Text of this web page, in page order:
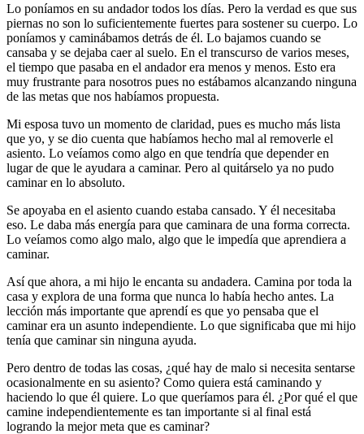
Lo poníamos en su andador todos los días. Pero la verdad es que sus
piernas no son lo suficientemente fuertes para sostener su cuerpo. Lo
poníamos y caminábamos detrás de él. Lo bajamos cuando se
cansaba y se dejaba caer al suelo. En el transcurso de varios meses,
el tiempo que pasaba en el andador era menos y menos. Esto era
muy frustrante para nosotros pues no estábamos alcanzando ninguna
de las metas que nos habíamos propuesta.
Mi esposa tuvo un momento de claridad, pues es mucho más lista
que yo, y se dio cuenta que habíamos hecho mal al removerle el
asiento. Lo veíamos como algo en que tendría que depender en
lugar de que le ayudara a caminar. Pero al quitárselo ya no pudo
caminar en lo absoluto.
Se apoyaba en el asiento cuando estaba cansado. Y él necesitaba
eso. Le daba más energía para que caminara de una forma correcta.
Lo veíamos como algo malo, algo que le impedía que aprendiera a
caminar.
Así que ahora, a mi hijo le encanta su andadera. Camina por toda la
casa y explora de una forma que nunca lo había hecho antes. La
lección más importante que aprendí es que yo pensaba que el
caminar era un asunto independiente. Lo que significaba que mi hijo
tenía que caminar sin ninguna ayuda.
Pero dentro de todas las cosas, ¿qué hay de malo si necesita sentarse
ocasionalmente en su asiento? Como quiera está caminando y
haciendo lo que él quiere. Lo que queríamos para él. ¿Por qué el que
camine independientemente es tan importante si al final está
logrando la mejor meta que es caminar?